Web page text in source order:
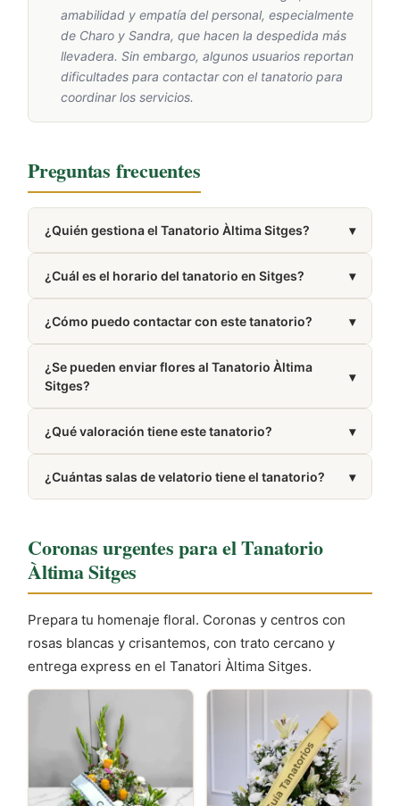
amabilidad y empatía del personal, especialmente
de Charo y Sandra, que hacen la despedida más
llevadera. Sin embargo, algunos usuarios reportan
dificultades para contactar con el tanatorio para
coordinar los servicios.
Preguntas frecuentes
¿Quién gestiona el Tanatorio Àltima Sitges? ▾
¿Cuál es el horario del tanatorio en Sitges?
▾
¿Cómo puedo contactar con este tanatorio?
▾
aparece en la sección Cómo llegar de esta misma
página.
¿Se pueden enviar flores al Tanatorio Àltima
Sitges?
▾
nuestra web con entrega directa en el tanatorio.
¿Qué valoración tiene este tanatorio? ▾
basada en 49 reseñas de usuarios.
¿Cuántas salas de velatorio tiene el tanatorio? ▾
Coronas urgentes para el Tanatorio
Àltima Sitges
Prepara tu homenaje floral. Coronas y centros con
rosas blancas y crisantemos, con trato cercano y
entrega express en el Tanatori Àltima Sitges.